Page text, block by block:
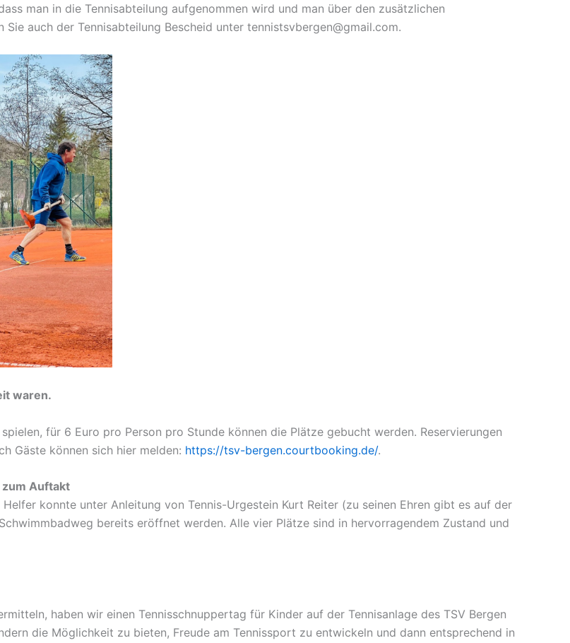
man in die Tennisabteilung aufgenommen wird und man über den zusätzlichen
auch der Tennisabteilung Bescheid unter tennistsvbergen@gmail.com.
waren.
für 6 Euro pro Person pro Stunde können die Plätze gebucht werden. Reservierungen
Gäste können sich hier melden: https://tsv-bergen.courtbooking.de/.
Auftakt
konnte unter Anleitung von Tennis-Urgestein Kurt Reiter (zu seinen Ehren gibt es auf der
bereits eröffnet werden. Alle vier Plätze sind in hervorragendem Zustand und
haben wir einen Tennisschnuppertag für Kinder auf der Tennisanlage des TSV Bergen
die Möglichkeit zu bieten, Freude am Tennissport zu entwickeln und dann entsprechend in